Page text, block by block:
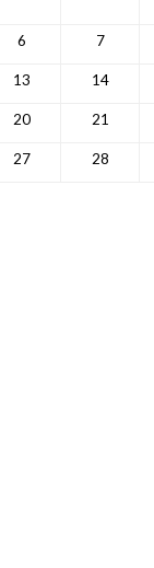
6 7
13 14
20 21
27 28